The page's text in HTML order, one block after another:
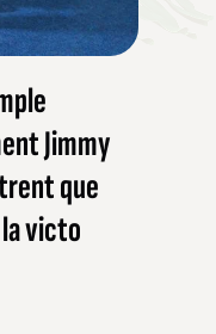
Jimmy
que
victo